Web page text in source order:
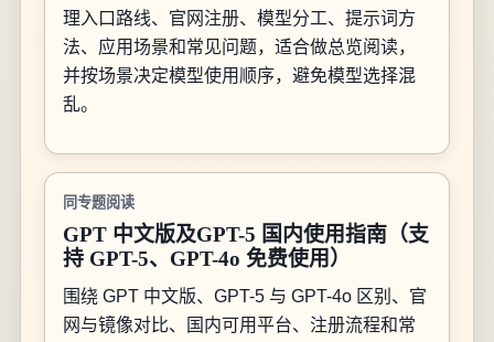
理入口路线、官网注册、模型分工、提示词方
法、应用场景和常见问题，适合做总览阅读，
并按场景决定模型使用顺序，避免模型选择混
乱。
同专题阅读
GPT 中文版及GPT-5 国内使用指南（支
持 GPT-5、GPT-4o 免费使用）
围绕 GPT 中文版、GPT-5 与 GPT-4o 区别、官
网与镜像对比、国内可用平台、注册流程和常